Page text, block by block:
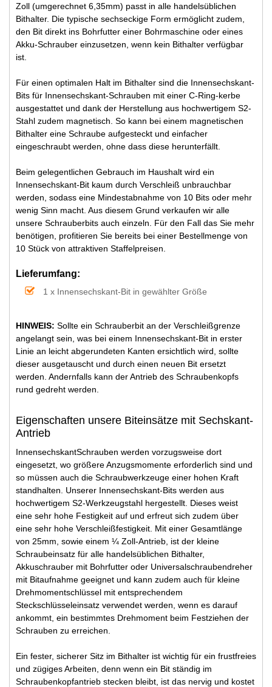
Zoll (umgerechnet 6,35mm) passt in alle handelsüblichen
Bithalter. Die typische sechseckige Form ermöglicht zudem,
den Bit direkt ins Bohrfutter einer Bohrmaschine oder eines
Akku-Schrauber einzusetzen, wenn kein Bithalter verfügbar
ist.
Für einen optimalen Halt im Bithalter sind die Innensechskant-
Bits für Innensechskant-Schrauben mit einer C-Ring-kerbe
ausgestattet und dank der Herstellung aus hochwertigem S2-
Stahl zudem magnetisch. So kann bei einem magnetischen
Bithalter eine Schraube aufgesteckt und einfacher
eingeschraubt werden, ohne dass diese herunterfällt.
Beim gelegentlichen Gebrauch im Haushalt wird ein
Innensechskant-Bit kaum durch Verschleiß unbrauchbar
werden, sodass eine Mindestabnahme von 10 Bits oder mehr
wenig Sinn macht. Aus diesem Grund verkaufen wir alle
unsere Schrauberbits auch einzeln. Für den Fall das Sie mehr
benötigen, profitieren Sie bereits bei einer Bestellmenge von
10 Stück von attraktiven Staffelpreisen.
Lieferumfang:
1 x Innensechskant-Bit in gewählter Größe
HINWEIS: Sollte ein Schrauberbit an der Verschleißgrenze
angelangt sein, was bei einem Innensechskant-Bit in erster
Linie an leicht abgerundeten Kanten ersichtlich wird, sollte
dieser ausgetauscht und durch einen neuen Bit ersetzt
werden. Andernfalls kann der Antrieb des Schraubenkopfs
rund gedreht werden.
Eigenschaften unsere Biteinsätze mit Sechskant-
Antrieb
InnensechskantSchrauben werden vorzugsweise dort
eingesetzt, wo größere Anzugsmomente erforderlich sind und
so müssen auch die Schraubwerkzeuge einer hohen Kraft
standhalten. Unserer Innensechskant-Bits werden aus
hochwertigem S2-Werkzeugstahl hergestellt. Dieses weist
eine sehr hohe Festigkeit auf und erfreut sich zudem über
eine sehr hohe Verschleißfestigkeit. Mit einer Gesamtlänge
von 25mm, sowie einem ¼ Zoll-Antrieb, ist der kleine
Schraubeinsatz für alle handelsüblichen Bithalter,
Akkuschrauber mit Bohrfutter oder Universalschraubendreher
mit Bitaufnahme geeignet und kann zudem auch für kleine
Drehmomentschlüssel mit entsprechendem
Steckschlüsseleinsatz verwendet werden, wenn es darauf
ankommt, ein bestimmtes Drehmoment beim Festziehen der
Schrauben zu erreichen.
Ein fester, sicherer Sitz im Bithalter ist wichtig für ein frustfreies
und zügiges Arbeiten, denn wenn ein Bit ständig im
Schraubenkopfantrieb stecken bleibt, ist das nervig und kostet